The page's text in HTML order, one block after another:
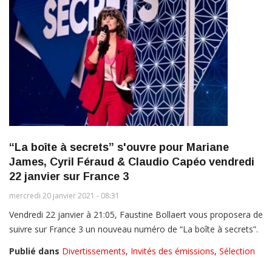
“La boîte à secrets” s'ouvre pour Mariane
James, Cyril Féraud & Claudio Capéo vendredi
22 janvier sur France 3
mercredi 20 janvier 2021 - 08:31
Vendredi 22 janvier à 21:05, Faustine Bollaert vous proposera de
suivre sur France 3 un nouveau numéro de “La boîte à secrets”.
Publié dans Divertissements, Invités des émissions, Sélection